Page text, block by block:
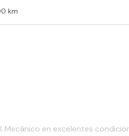
km
Mecánico en excelentes